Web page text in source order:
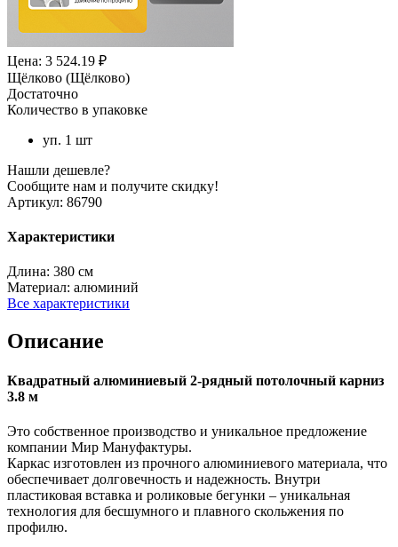
Цена: 3 524.19 ₽
Щёлково (Щёлково)
Достаточно
Количество в упаковке
уп. 1 шт
Нашли дешевле?
Сообщите нам и получите скидку!
Артикул: 86790
Характеристики
Длина: 380 см
Материал: алюминий
Все характеристики
Описание
Квадратный алюминиевый 2-рядный потолочный карниз
3.8 м
Это собственное производство и уникальное предложение
компании Мир Мануфактуры.
Каркас изготовлен из прочного алюминиевого материала, что
обеспечивает долговечность и надежность. Внутри
пластиковая вставка и роликовые бегунки – уникальная
технология для бесшумного и плавного скольжения по
профилю.